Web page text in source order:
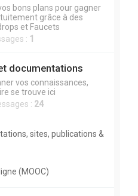
bons plans pour gagner
grâce à des
et Faucets
: 1
documentations
vos connaissances,
se trouve ici
: 24
sites, publications &
(MOOC)